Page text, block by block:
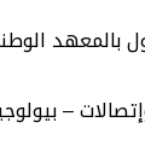
في خطة محلل أول
–